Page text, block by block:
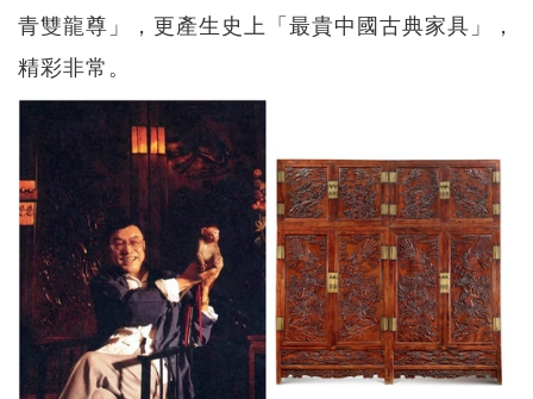
青雙龍尊」，更產生史上「最貴中國古典家具」，
精彩非常。